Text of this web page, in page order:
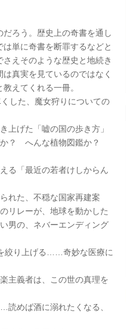
ろう。歴史上の奇書を通し
単に奇書を断罪するなどと
えそのような歴史と地続き
真実を見ているのではなく
えてくれる一冊。
した、魔女狩りについての
げた「嘘の国の歩き方」
？ へんな植物図鑑か？
る「最近の若者けしからん
れた、不穏な国家再建案
リレーが、地球を動かした
男の、ネバーエンディング
絞り上げる……奇妙な医療に
主義者は、この世の真理を
めば酒に溺れたくなる、